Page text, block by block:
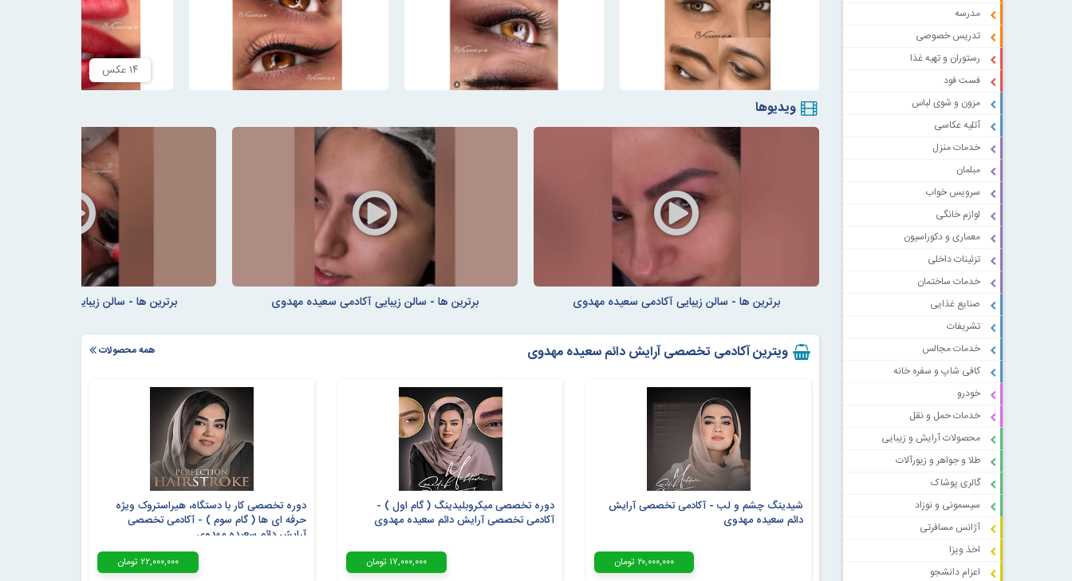
مدرسه
تدریس خصوصی
رستوران و تهیه غذا
فست فود
مزون و شوی لباس
آتلیه عکاسی
خدمات منزل
مبلمان
سرویس خواب
لوازم خانگی
معماری و دکوراسیون
تزئینات داخلی
خدمات ساختمان
صنایع غذایی
تشریفات
خدمات مجالس
کافی شاپ و سفره خانه
خودرو
خدمات حمل و نقل
محصولات آرایش و زیبایی
طلا و جواهر و زیورآلات
گالری پوشاک
سیسمونی و نوزاد
آژانس مسافرتی
اخذ ویزا
اعزام دانشجو
۱۴ عکس
ویدیوها
برترین ها - سالن زیبایی آکادمی سعیده مهدوی برترین ها - سالن زیبایی آکادمی سعیده مهدوی برترین ها - سالن زیبایی آکادمی
ویترین آکادمی تخصصی آرایش دائم سعیده مهدوی همه محصولات
شیدینگ چشم و لب - آکادمی تخصصی آرایش
دائم سعیده مهدوی
۲۰,۰۰۰,۰۰۰ تومان
دوره تخصصی میکروبلیدینگ ( گام اول ) -
آکادمی تخصصی آرایش دائم سعیده مهدوی
۱۷,۰۰۰,۰۰۰ تومان
دوره تخصصی کار با دستگاه، هیراستروک ویژه
حرفه ای ها ( گام سوم ) - آکادمی تخصصی
آرایش دائم سعیده مهدوی
۲۲,۰۰۰,۰۰۰ تومان